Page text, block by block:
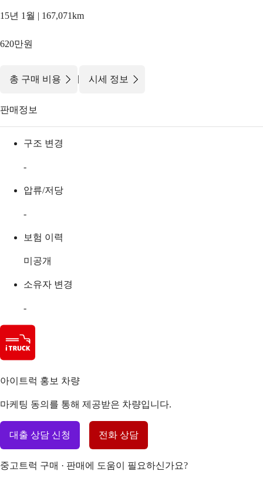
15년 1월 | 167,071km
620만원
총 구매 비용 | 시세 정보
판매정보
구조 변경
-
압류/저당
-
보험 이력
미공개
소유자 변경
-
아이트럭 홍보 차량
마케팅 동의를 통해 제공받은 차량입니다.
대출 상담 신청 전화 상담
중고트럭 구매 · 판매에 도움이 필요하신가요?